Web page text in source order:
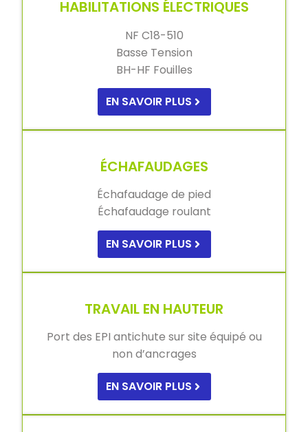
HABILITATIONS ÉLECTRIQUES
NF C18-510
Basse Tension
BH-HF Fouilles
EN SAVOIR PLUS
ÉCHAFAUDAGES
Échafaudage de pied
Échafaudage roulant
EN SAVOIR PLUS
TRAVAIL EN HAUTEUR
Port des EPI antichute sur site équipé ou
non d’ancrages
EN SAVOIR PLUS